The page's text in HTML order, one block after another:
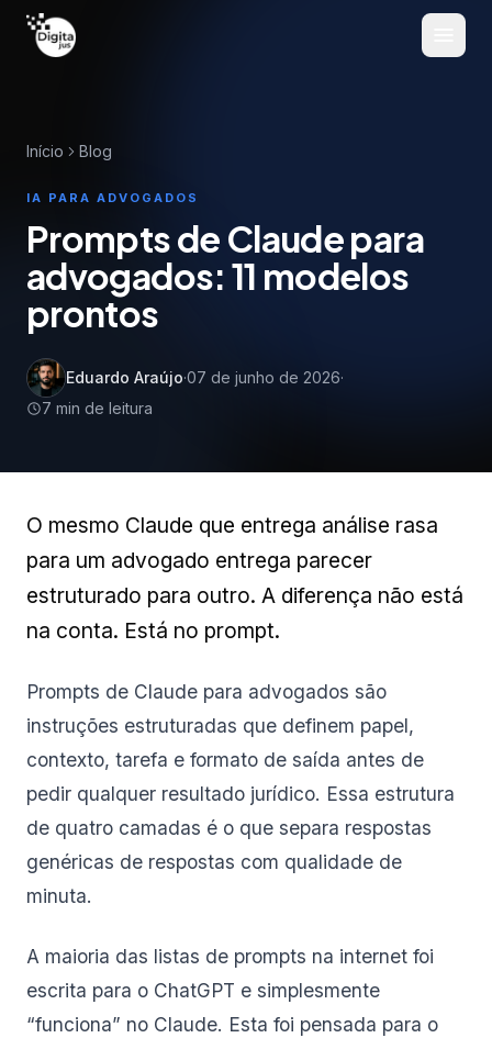
Pular para o conteúdo
Início Blog
IA PARA ADVOGADOS
Prompts de Claude para
advogados: 11 modelos
prontos
Eduardo Araújo·07 de junho de 2026·
7 min de leitura
O mesmo Claude que entrega análise rasa
para um advogado entrega parecer
estruturado para outro. A diferença não está
na conta. Está no prompt.
Prompts de Claude para advogados são
instruções estruturadas que definem papel,
contexto, tarefa e formato de saída antes de
pedir qualquer resultado jurídico. Essa estrutura
de quatro camadas é o que separa respostas
genéricas de respostas com qualidade de
minuta.
A maioria das listas de prompts na internet foi
escrita para o ChatGPT e simplesmente
“funciona” no Claude. Esta foi pensada para o